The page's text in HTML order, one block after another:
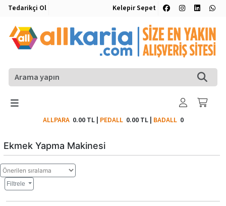
Tedarikçi Ol Kelepir Sepet
ALLPARA 0.00 TL| PEDALL 0.00 TL| BADALL0
Ekmek Yapma Makinesi
Filtrele